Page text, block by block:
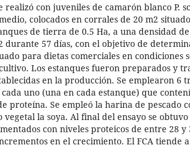
realizó con juveniles de camarón blanco P.
colocados en corrales de 20 m2
de tierra de 0.5 Ha, a una densidad
durante 57 días, con el objetivo de
para dietas comerciales en condiciones
Los estanques fueron preparados y
en la producción. Se emplearon 6
uno (una en cada estanque) que
proteína. Se empleó la harina de pescado
vegetal la soya. Al final del ensayo se
con niveles proteicos de entre 28 y
en el crecimiento. El FCA tiende